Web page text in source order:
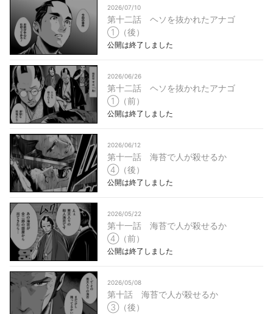
2026/07/10
第十二話 ヘソを抜かれたアナゴ
①（後）
公開は終了しました
2026/06/26
第十二話 ヘソを抜かれたアナゴ
①（前）
公開は終了しました
2026/06/12
第十一話 海苔で人が殺せるか
④（後）
公開は終了しました
2026/05/22
第十一話 海苔で人が殺せるか
④（前）
公開は終了しました
2026/05/08
第十話 海苔で人が殺せるか
③（後）